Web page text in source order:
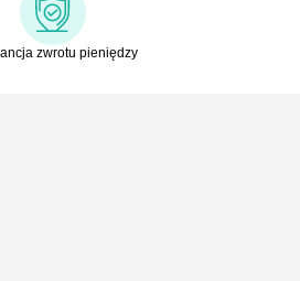
zwrotu pieniędzy